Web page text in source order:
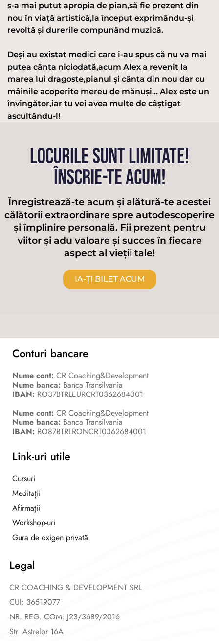
s-a mai putut apropia de pian,să fie prezent din
nou în viață artistică,la început exprimându-și
revoltă și durerile compunând muzică.
Deși au existat medici care i-au spus că nu va mai
putea cânta niciodată,acum Alex a revenit la
marea lui dragoste,pianul și cânta din nou dar cu
mâinile acoperite mereu de mănuși... Alex este un
învingător,iar tu vei avea multe de câștigat
ascultăndu-l!
LOCURILE SUNT LIMITATE!
ÎNSCRIE-TE ACUM!
Înregistrează-te acum și alătură-te acestei
călătorii extraordinare spre autodescoperire
și împlinire personală. Fii prezent pentru
viitor și adu valoare și succes în fiecare
aspect al vieții tale!
IA-ȚI BILET ACUM
Conturi bancare
Nume cont: CR Coaching&Development
Nume banca: Banca Transilvania
IBAN: RO37BTRLEURCRT0362684001
Nume cont: CR Coaching&Development
Nume banca: Banca Transilvania
IBAN: RO87BTRLRONCRT0362684001
Link-uri utile
Cursuri
Meditații
Afirmații
Workshop-uri
Gura de oxigen privată
Legal
CR COACHING & DEVELOPMENT SRL
CUI: 36519077
NR. REG. COM: J23/3689/2016
Str. Astrelor 16A